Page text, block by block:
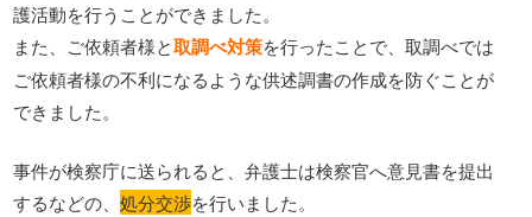
護活動を行うことができました。
また、ご依頼者様と取調べ対策を行ったことで、取調べでは
ご依頼者様の不利になるような供述調書の作成を防ぐことが
できました。
事件が検察庁に送られると、弁護士は検察官へ意見書を提出
するなどの、処分交渉を行いました。